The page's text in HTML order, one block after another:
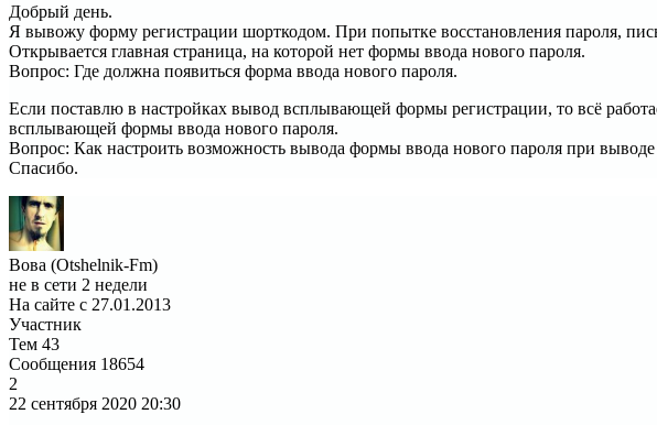
Добрый день.
Я вывожу форму регистрации шорткодом. При попытке восстановления пароля,
Открывается главная страница, на которой нет формы ввода нового пароля.
Вопрос: Где должна появиться форма ввода нового пароля.
Если поставлю в настройках вывод всплывающей формы регистрации, то всё
всплывающей формы ввода нового пароля.
Вопрос: Как настроить возможность вывода формы ввода нового пароля при
Спасибо.
Вова (Otshelnik-Fm)
не в сети 2 недели
На сайте с 27.01.2013
Участник
Тем 43
Сообщения 18654
2
22 сентября 2020 20:30